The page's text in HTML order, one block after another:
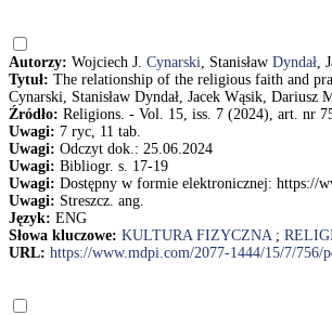
Autorzy: Wojciech J. Cynarski, Stanisław Dyndał,
Tytuł: The relationship of the religious faith and
Cynarski, Stanisław Dyndał, Jacek Wąsik,
Źródło: Religions. - Vol. 15, iss. 7 (2024), art. nr
Uwagi: 7 ryc, 11 tab.
Uwagi: Odczyt dok.: 25.06.2024
Uwagi: Bibliogr. s. 17-19
Uwagi: Dostępny w formie elektronicznej: https://
Uwagi: Streszcz. ang.
Język: ENG
Słowa kluczowe: KULTURA FIZYCZNA;
URL: https://www.mdpi.com/2077-1444/15/7/756/